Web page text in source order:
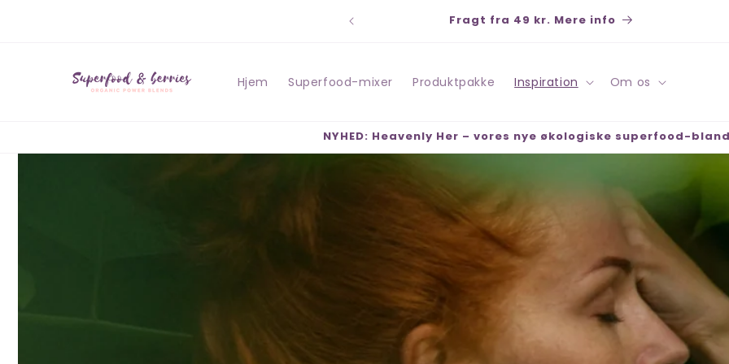
Fragt fra 49 kr. Mere info
Hjem Superfood-mixer Produktpakke Inspiration Om os
NYHED: Heavenly Her – vores nye økologiske superfood-